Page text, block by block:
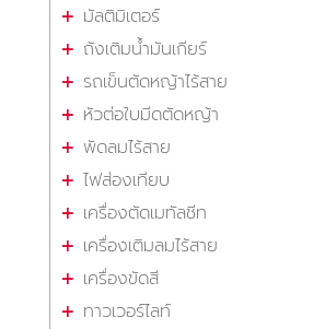
มัลติมิเตอร์
ถังเติมน้ำมันเกียร์
รถเข็นตัดหญ้าไร้สาย
หัวต่อใบมีดตัดหญ้า
พัดลมไร้สาย
ไฟส่องเทียบ
เครื่องตัดเมทัลชีท
เครื่องเติมลมไร้สาย
เครื่องขัดสี
ทาวเวอร์ไลท์